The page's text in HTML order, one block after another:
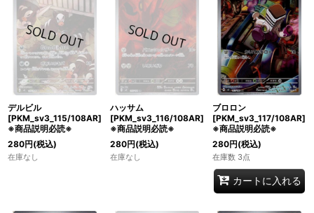
デルビル
[PKM_sv3_115/108AR]
※商品説明必読※
280円(税込)
在庫なし
ハッサム
[PKM_sv3_116/108AR]
※商品説明必読※
280円(税込)
在庫なし
ブロロン
[PKM_sv3_117/108AR]
※商品説明必読※
280円(税込)
在庫数 3点
カートに入れる